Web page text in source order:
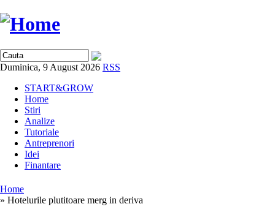
Duminica, 9 August 2026 RSS
START&GROW
Home
Stiri
Analize
Tutoriale
Antreprenori
Idei
Finantare
Home
» Hotelurile plutitoare merg in deriva